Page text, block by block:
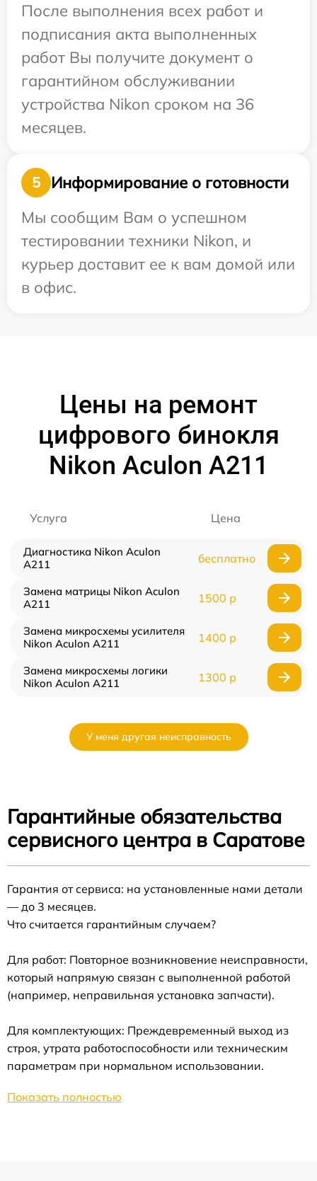
После выполнения всех работ и
подписания акта выполненных
работ Вы получите документ о
гарантийном обслуживании
устройства Nikon сроком на 36
месяцев.
5
Информирование о готовности
Мы сообщим Вам о успешном
тестировании техники Nikon, и
курьер доставит ее к вам домой или
в офис.
Цены на ремонт
цифрового бинокля
Nikon Aculon A211
Услуга Цена
Диагностика Nikon Aculon
A211
бесплатно
Замена матрицы Nikon Aculon
A211
1500 р
Замена микросхемы усилителя
Nikon Aculon A211
1400 р
Замена микросхемы логики
Nikon Aculon A211
1300 р
У меня другая неисправность
Гарантийные обязательства
сервисного центра в Саратове
Гарантия от сервиса: на установленные нами детали
— до 3 месяцев.
Что считается гарантийным случаем?
Для работ: Повторное возникновение неисправности,
который напрямую связан с выполненной работой
(например, неправильная установка запчасти).
Для комплектующих: Преждевременный выход из
строя, утрата работоспособности или техническим
параметрам при нормальном использовании.
Показать полностью